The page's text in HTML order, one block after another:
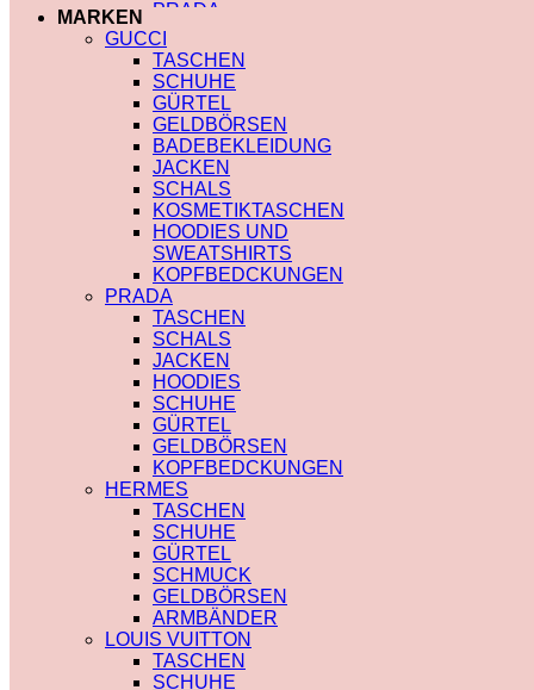
SAINT LAURENT
VERSACE
SCHALS
CHLOE
FENDI
GUCCI
LOUIS VUITTON
PRADA
SAINT LAURENT
SCHULTERRIEMEN
DIOR
LOUIS VUITTON
STRUMPFHOSEN
GUCCI
KOSMETIKTASCHEN
GUCCI
LOUIS VUITTON
SAINT LAURENT
PRADA
TRENCHCOAT
BURBERRY
PRADA
SOCKEN
GUCCI
SHORTS
BURBERRY
POLO
BURBERRY
CHLOE
GUCCI
MONCLER
HOODIES UND
SWEATSHIRTS
AMI PARIS
BURBERRY
FENDI
GUCCI
LOUIS VUITTON
MIU MIU
PRADA
SAINT LAURENT
MARKEN
GUCCI
TASCHEN
SCHUHE
GÜRTEL
GELDBÖRSEN
BADEBEKLEIDUNG
JACKEN
SCHALS
KOSMETIKTASCHEN
HOODIES UND
SWEATSHIRTS
KOPFBEDCKUNGEN
PRADA
TASCHEN
SCHALS
JACKEN
HOODIES
SCHUHE
GÜRTEL
GELDBÖRSEN
KOPFBEDCKUNGEN
HERMES
TASCHEN
SCHUHE
GÜRTEL
SCHMUCK
GELDBÖRSEN
ARMBÄNDER
LOUIS VUITTON
TASCHEN
SCHUHE